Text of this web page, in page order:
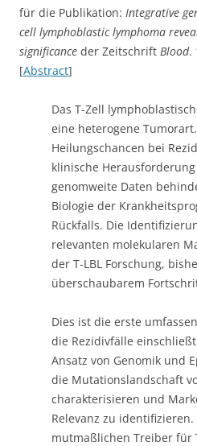
Biologie der
Rückfalls. Die
relevanten molekularen
der T-LBL Forschung,
Dies ist die erste
die Rezidivfälle
Ansatz von Genomik und
die Mutationslandschaft
charakterisieren und
Relevanz zu identifizieren.
mutmaßlichen Treiber für
NOTCH/PI3K-AKT-
Zellzyklusregulatoren als
wurde das mutierte
eine schlechte Prognose
KMT2D allein oder in
identifizierten eine
höherer Rückfallinzidenz.
bisher größten Kohorte
durchgeführt.